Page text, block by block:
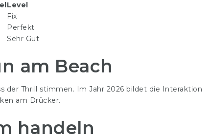
Level
Fix
Perfekt
Sehr Gut
am Beach
der Thrill stimmen. Im Jahr 2026 bildet die Interaktion
am Drücker.
handeln